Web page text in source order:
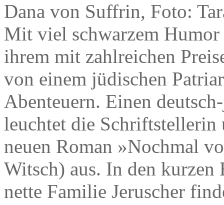
Dana von Suffrin, Foto:
Mit viel schwarzem
ihrem mit zahlreichen
von einem jüdischen
Abenteuern. Einen
leuchtet die
neuen Roman »Nochmal
Witsch) aus. In den kurzen
nette Familie Jeruscher